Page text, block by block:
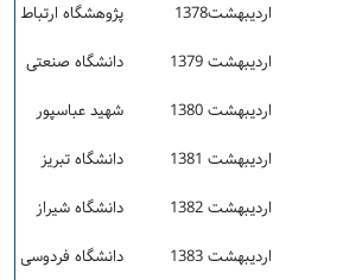
اردیبهشت­1378 پژوهشگاه
اردیبهشت­ 1379 دانشگاه صنعتی
اردیبهشت 1380 شهيد عباسپور
اردیبهشت 1381 دانشگاه تبریز
اردیبهشت 1382 دانشگاه شيراز
اردیبهشت 1383 دانشگاه فردوسی